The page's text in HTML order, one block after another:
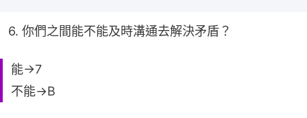
6. 你們之間能不能及時溝通去解決矛盾？
能→7
不能→B